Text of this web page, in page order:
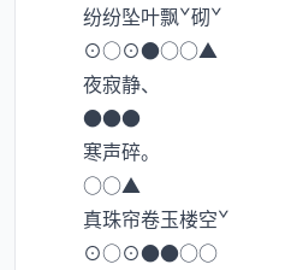
纷纷坠叶飘ˇ砌ˇ
⊙○⊙●○○▲
夜寂静、
●●●
寒声碎。
○○▲
真珠帘卷玉楼空ˇ
⊙○⊙●●○○